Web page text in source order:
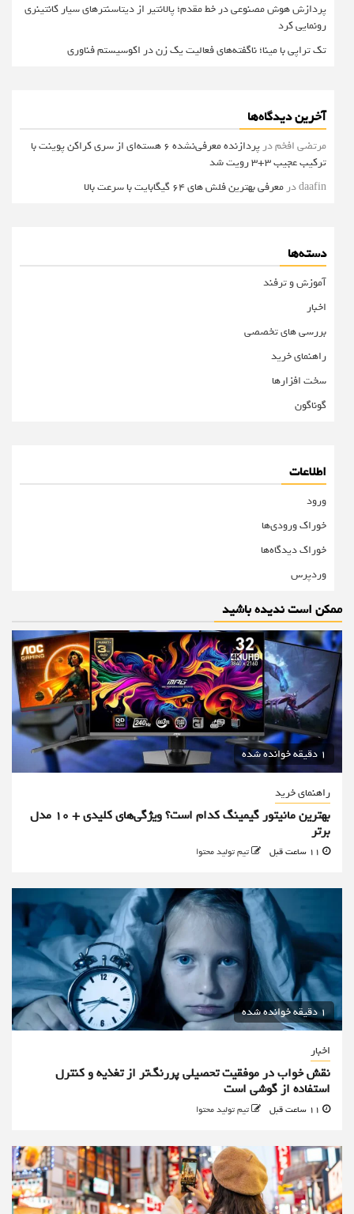
پردازش هوش مصنوعی در خط مقدم؛ پالانتیر از دیتاسنترهای سیار کانتینری
رونمایی کرد
تک تراپی با مینا؛ ناگفته‌های فعالیت یک زن در اکوسیستم فناوری
آخرین دیدگاه‌ها
مرتضی افخمدر
پردازنده معرفی‌نشده 6 هسته‌ای از سری کراکن پوینت با
ترکیب عجیب 3+3 رویت شد
daafinدرمعرفی بهترین فلش های 64 گیگابایت با سرعت بالا
دسته‌ها
آموزش و ترفند
اخبار
بررسی های تخصصی
راهنمای خرید
سخت افزارها
گوناگون
اطلاعات
ورود
خوراک ورودی‌ها
خوراک دیدگاه‌ها
وردپرس
ممکن است ندیده باشید
1 دقیقه خوانده شده
راهنمای خرید
بهترین مانیتور گیمینگ کدام است؟ ویژگی‌های کلیدی + 10 مدل
برتر
تیم تولید محتوا
1 دقیقه خوانده شده
اخبار
نقش خواب در موفقیت تحصیلی پررنگ‌تر از تغذیه و کنترل
استفاده از گوشی است
تیم تولید محتوا